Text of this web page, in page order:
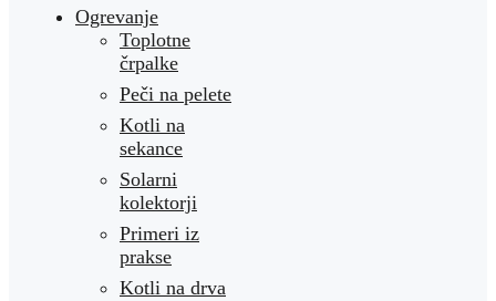
Ogrevanje
Toplotne
črpalke
Peči na pelete
Kotli na
sekance
Solarni
kolektorji
Primeri iz
prakse
Kotli na drva